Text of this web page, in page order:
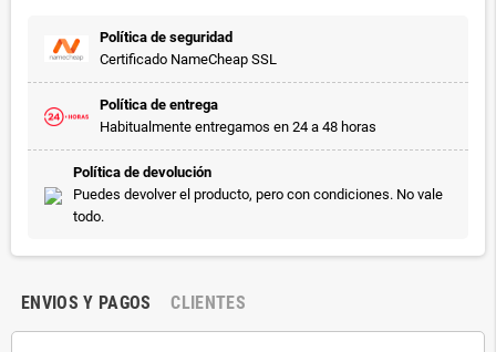
Política de seguridad
Certificado NameCheap SSL
Política de entrega
Habitualmente entregamos en 24 a 48 horas
Política de devolución
Puedes devolver el producto, pero con condiciones. No vale
todo.
ENVIOS Y PAGOS CLIENTES